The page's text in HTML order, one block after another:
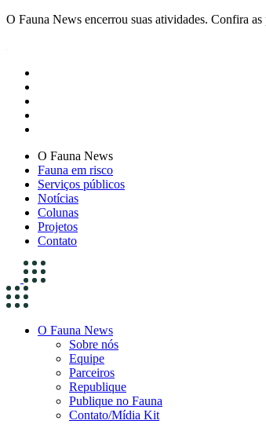
O Fauna News encerrou suas atividades. Confira
O Fauna News
Fauna em risco
Serviços públicos
Notícias
Colunas
Projetos
Contato
O Fauna News
Sobre nós
Equipe
Parceiros
Republique
Publique no Fauna
Contato/Mídia Kit